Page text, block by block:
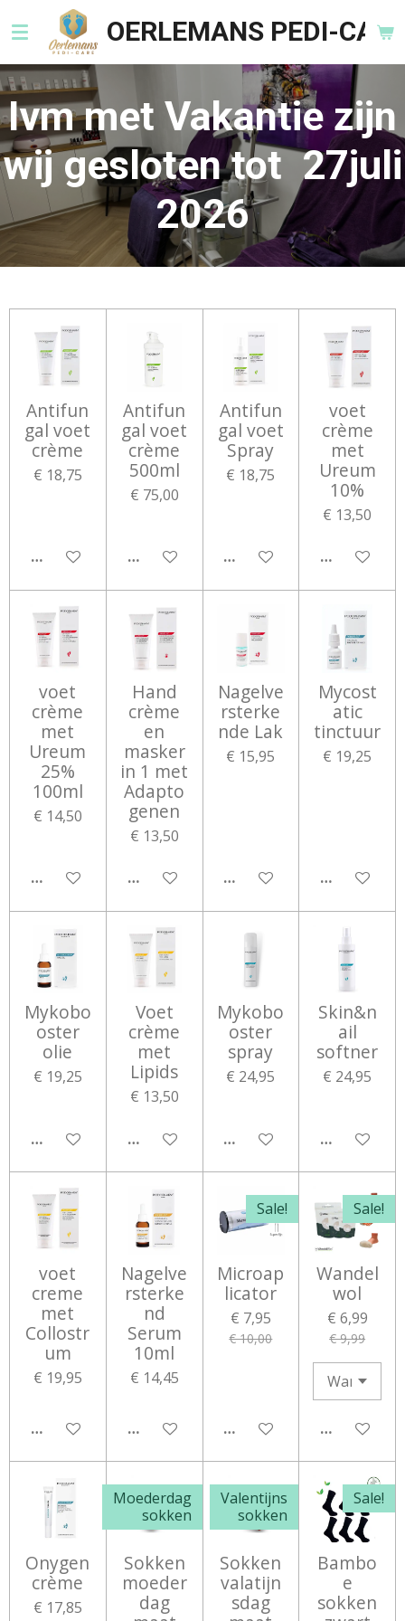
direct
naar
de
hoofdinhoud
OERLEMANS PEDI-
Ivm met Vakantie zijn
wij gesloten tot 27juli
2026
Antifun
gal voet
crème
€ 18,75
IN WINKELWAGEN
Antifun
gal voet
crème
500ml
€ 75,00
IN WINKELWAGEN
Antifun
gal voet
Spray
€ 18,75
IN WINKELWAGEN
voet
crème
met
Ureum
10%
€ 13,50
IN
voet
crème
met
Ureum
25%
100ml
€ 14,50
IN WINKELWAGEN
Hand
crème
en
masker
in 1 met
Adapto
genen
€ 13,50
IN WINKELWAGEN
Nagelve
rsterke
nde Lak
€ 15,95
IN WINKELWAGEN
Mycost
atic
tinctuur
€ 19,25
IN
Mykobo
oster
olie
€ 19,25
IN WINKELWAGEN
Voet
crème
met
Lipids
€ 13,50
IN WINKELWAGEN
Mykobo
oster
spray
€ 24,95
IN WINKELWAGEN
Skin&n
ail
softner
€ 24,95
IN
voet
creme
met
Collostr
um
€ 19,95
IN WINKELWAGEN
Nagelve
rsterke
nd
Serum
10ml
€ 14,45
IN WINKELWAGEN
Sale!
Microap
licator
€ 7,95
€ 10,00
IN WINKELWAGEN
Sale!
Wandel
wol
€ 6,99
€ 9,99
IN
Onygen
crème
€ 17,85
Moederdag
sokken
Sokken
moeder
dag
Valentijns
sokken
Sokken
valatijn
sdag
Sale!
Bambo
e
sokken